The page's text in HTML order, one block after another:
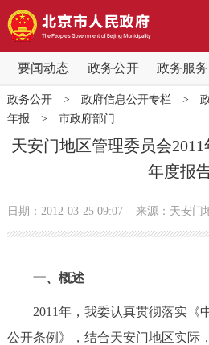
要闻动态 政务公开 政务服务
要闻动态
党中央精神 国务院信息
北京要闻 会议信息
市领导
政策兑现 政策解读
政务公开> 政府信息公开专栏>
年报 > 市政府部门
天安门地区管理委员会
年度报
日期：2012-03-25 09:07 来源：天安门
一、概述
2011年，我委认真贯彻落实《
公开条例》，结合天安门地区实际